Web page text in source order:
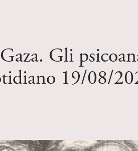
Gli
19/08/